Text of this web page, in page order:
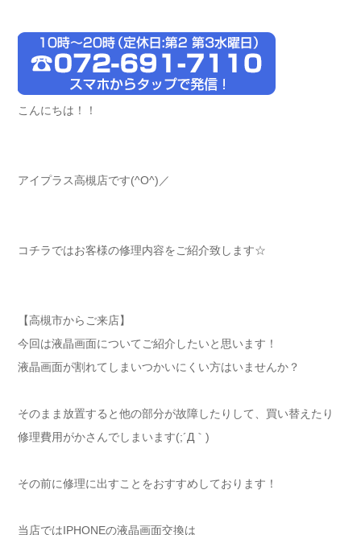
こんにちは！！
アイプラス高槻店です(^O^)／
コチラではお客様の修理内容をご紹介致します☆
【高槻市からご来店】
今回は液晶画面についてご紹介したいと思います！
液晶画面が割れてしまいつかいにくい方はいませんか？
そのまま放置すると他の部分が故障したりして、買い替えたり
修理費用がかさんでしまいます(;´Д｀)
その前に修理に出すことをおすすめしております！
当店ではIPHONEの液晶画面交換は